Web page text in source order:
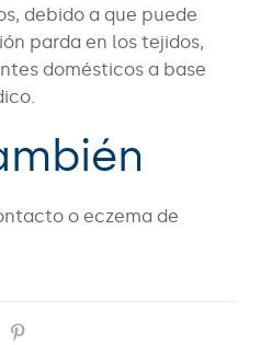
debido a que puede
parda en los tejidos,
domésticos a base
o eczema de